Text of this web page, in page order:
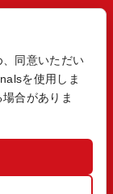
同意いただい
を使用しま
合がありま